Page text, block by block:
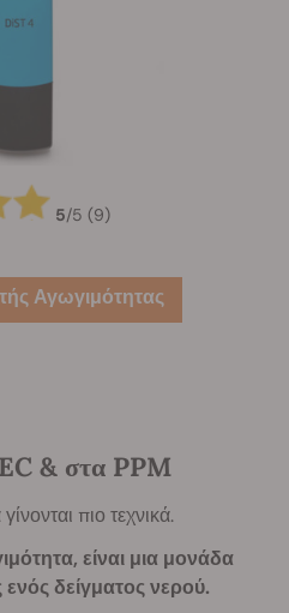
5/5 (9)
Αγωγιμότητας
EC & στα PPM
πιο τεχνικά.
είναι μια μονάδα
δείγματος νερού.